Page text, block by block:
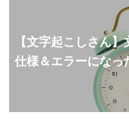
【文字起こしさん
仕様＆エラーになっ